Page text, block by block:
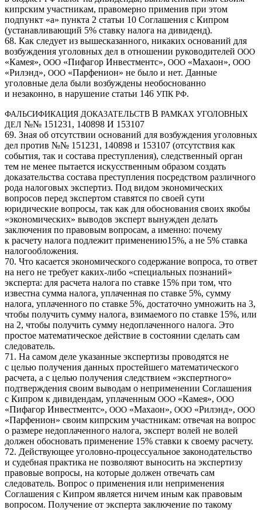
кипрским участникам, правомерно применив при этом
подпункт «а» пункта 2 статьи 10 Соглашения с Кипром
(устанавливающий 5% ставку налога на дивиденд).
68. Как следует из вышесказанного, никаких оснований для
возбуждения уголовных дел в отношении руководителей ООО
«Камея», ООО «Пифагор Инвестментс», ООО «Махаон», ООО
«Рилэнд», ООО «Парфенион» не было и нет. Данные
уголовные дела были возбуждены необоснованно
и незаконно, в нарушение статьи 146 УПК РФ.
ФАЛЬСИФИКАЦИЯ ДОКАЗАТЕЛЬСТВ В РАМКАХ УГОЛОВНЫХ
ДЕЛ №№ 151231, 140898 И 153107
69. Зная об отсутствии оснований для возбуждения уголовных
дел против №№ 151231, 140898 и 153107 (отсутствия как
события, так и состава преступления), следственный орган
тем не менее пытается искусственным образом создать
доказательства состава преступления посредством различного
рода налоговых экспертиз. Под видом экономических
вопросов перед экспертом ставятся по своей сути
юридические вопросы, так как для обоснования своих якобы
«экономических» выводов эксперт вынужден делать
заключения по правовым вопросам, а именно: почему
к расчету налога подлежит применению15%, а не 5% ставка
налогообложения.
70. Что касается экономического содержание вопроса, то ответ
на него не требует каких-либо «специальных познаний»
эксперта: для расчета налога по ставке 15% при том, что
известна сумма налога, уплаченная по ставке 5%, сумму
налога, уплаченного по ставке 5%, достаточно умножить на 3,
чтобы получить сумму налога, взимаемого по ставке 15%, или
на 2, чтобы получить сумму недоплаченного налога. Это
простое математическое действие в состоянии сделать сам
следователь.
71. На самом деле указанные экспертизы проводятся не
с целью получения данных простейшего математического
расчета, а с целью получения следствием «экспертного»
подтверждения своим выводам о неприменении Соглашения
с Кипром к дивидендам, уплаченным ООО «Камея», ООО
«Пифагор Инвестментс», ООО «Махаон», ООО «Рилэнд», ООО
«Парфенион» своим кипрским участникам: отвечая на вопрос
о размере недоплаченного налога, эксперт волей не волей
должен обосновать применение 15% ставки к своему расчету.
72. Действующее уголовно-процессуальное законодательство
и судебная практика не позволяют выносить на экспертизу
правовые вопросы, на которые должен отвечать сам
следователь. Вопрос о применения или неприменения
Соглашения с Кипром является ничем иным как правовым
вопросом. Получение от эксперта заключение по такому